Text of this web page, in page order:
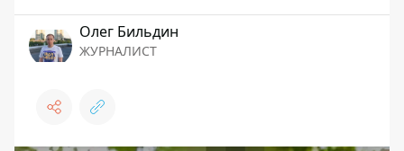
Олег Бильдин
ЖУРНАЛИСТ